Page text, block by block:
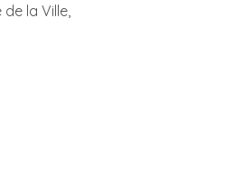
la Ville,